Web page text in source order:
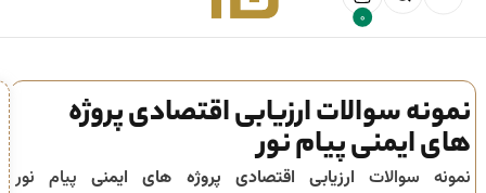
0
نمونه سوالات ارزیابی اقتصادی پروژه
های ایمنی پیام نور
نمونه سوالات ارزیابی اقتصادی پروژه های ایمنیپیام نور